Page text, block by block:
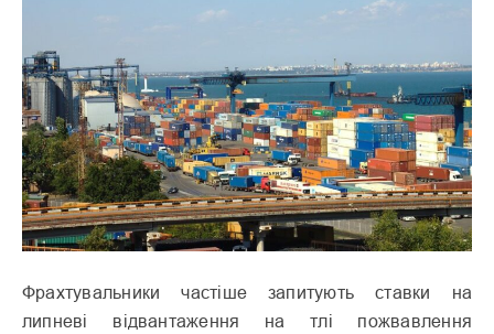
Фрахтувальники частіше запитують ставки на
липневі відвантаження на тлі пожвавлення